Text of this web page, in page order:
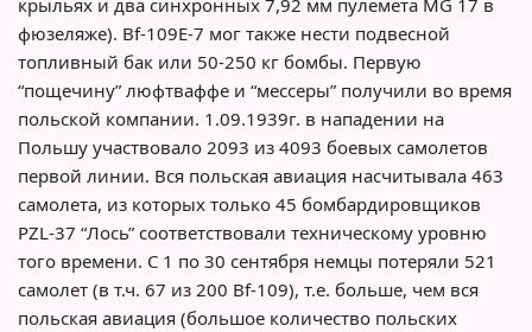
крыльях и два синхронных 7,92 мм пулемета MG 17 в
фюзеляже). Bf-109E-7 мог также нести подвесной
топливный бак или 50-250 кг бомбы. Первую
“пощечину” люфтваффе и “мессеры” получили во время
польской компании. 1.09.1939г. в нападении на
Польшу участвовало 2093 из 4093 боевых самолетов
первой линии. Вся польская авиация насчитывала 463
самолета, из которых только 45 бомбардировщиков
PZL-37 “Лось” соответствовали техническому уровню
того времени. С 1 по 30 сентября немцы потеряли 521
самолет (в т.ч. 67 из 200 Bf-109), т.е. больше, чем вся
польская авиация (большое количество польских